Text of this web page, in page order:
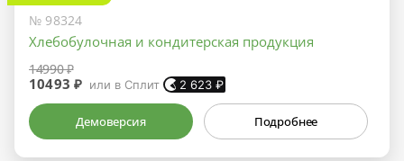
№ 98324
Хлебобулочная и кондитерская продукция
14990 ₽
10493 ₽ или в Сплит 2 623 ₽
Демоверсия Подробнее